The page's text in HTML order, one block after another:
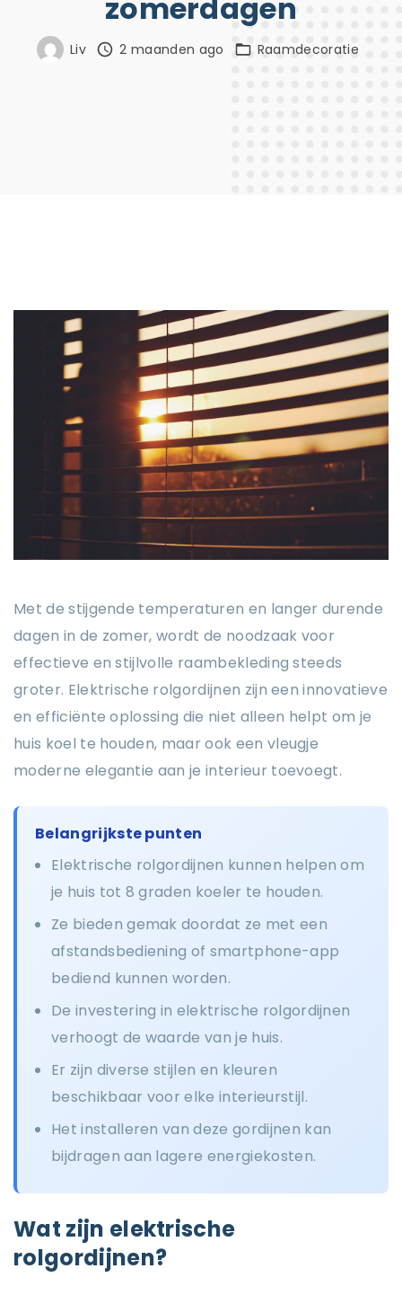
zomerdagen
Liv 2 maanden ago Raamdecoratie
Met de stijgende temperaturen en langer durende
dagen in de zomer, wordt de noodzaak voor
effectieve en stijlvolle raambekleding steeds
groter. Elektrische rolgordijnen zijn een innovatieve
en efficiënte oplossing die niet alleen helpt om je
huis koel te houden, maar ook een vleugje
moderne elegantie aan je interieur toevoegt.
Belangrijkste punten
Elektrische rolgordijnen kunnen helpen om
je huis tot 8 graden koeler te houden.
Ze bieden gemak doordat ze met een
afstandsbediening of smartphone-app
bediend kunnen worden.
De investering in elektrische rolgordijnen
verhoogt de waarde van je huis.
Er zijn diverse stijlen en kleuren
beschikbaar voor elke interieurstijl.
Het installeren van deze gordijnen kan
bijdragen aan lagere energiekosten.
Wat zijn elektrische
rolgordijnen?